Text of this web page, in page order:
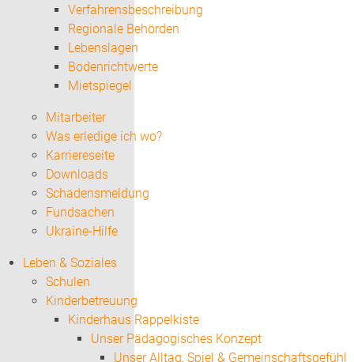
Verfahrensbeschreibung
Regionale Behörden
Lebenslagen
Bodenrichtwerte
Mietspiegel
Mitarbeiter
Was erledige ich wo?
Karriereseite
Downloads
Schadensmeldung
Fundsachen
Ukraine-Hilfe
Leben & Soziales
Schulen
Kinderbetreuung
Kinderhaus Rappelkiste
Unser Pädagogisches Konzept
Unser Alltag, Spiel & Gemeinschaftsgefühl